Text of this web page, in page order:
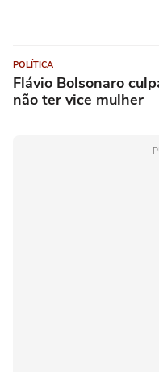
POLÍTICA
Flávio Bolsonaro
não ter vice mulher